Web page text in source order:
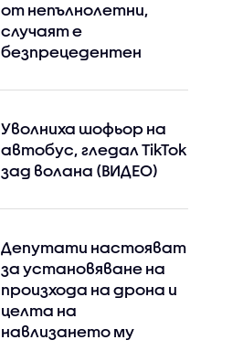
от непълнолетни,
случаят е
безпрецедентен
Уволниха шофьор на
автобус, гледал TikTok
зад волана (ВИДЕО)
Депутати настояват
за установяване на
произхода на дрона и
целта на
навлизането му